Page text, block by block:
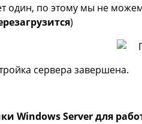
один, по этому мы не
)
сервера завершена.
Windows Server для